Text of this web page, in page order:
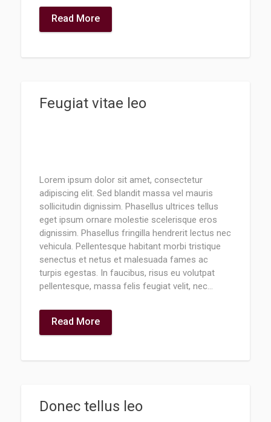
Read More
Feugiat vitae leo
Lorem ipsum dolor sit amet, consectetur
adipiscing elit. Sed blandit massa vel mauris
sollicitudin dignissim. Phasellus ultrices tellus
eget ipsum ornare molestie scelerisque eros
dignissim. Phasellus fringilla hendrerit lectus nec
vehicula. Pellentesque habitant morbi tristique
senectus et netus et malesuada fames ac
turpis egestas. In faucibus, risus eu volutpat
pellentesque, massa felis feugiat velit, nec…
Read More
Donec tellus leo